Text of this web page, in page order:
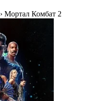
› Мортал Комбат 2